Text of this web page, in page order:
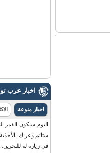
اخبار عرب
اخبار منوعة
اليوم سيكون القمر البدر
شتائم وعراك بالأحذية
في زيارة له للبحرين..